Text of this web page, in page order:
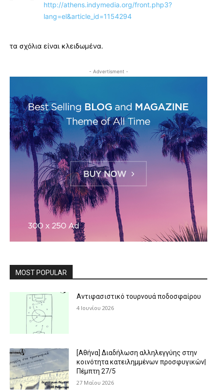
http://athens.indymedia.org/front.php3?
lang=el&article_id=1154294
τα σχόλια είναι κλειδωμένα.
- Advertisment -
MOST POPULAR
Αντιφασιστικό τουρνουά ποδοσφαίρου
4 Ιουνίου 2026
[Αθήνα] Διαδήλωση αλληλεγγύης στην
κοινότητα κατειλημμένων προσφυγικών|
Πέμπτη 27/5
27 Μαΐου 2026